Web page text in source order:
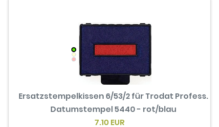
Ersatzstempelkissen 6/53/2 für Trodat Profess.
Datumstempel 5440 - rot/blau
7.10 EUR